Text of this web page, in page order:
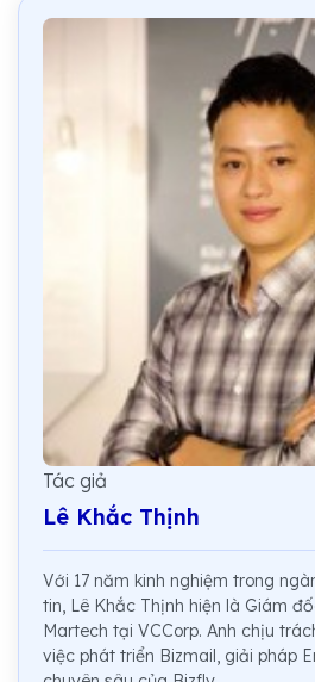
Tác giả
Lê Khắc Thịnh
Với 17 năm kinh nghiệm trong
tin, Lê Khắc Thịnh hiện là Giám
Martech tại VCCorp. Anh chịu
việc phát triển Bizmail, giải pháp